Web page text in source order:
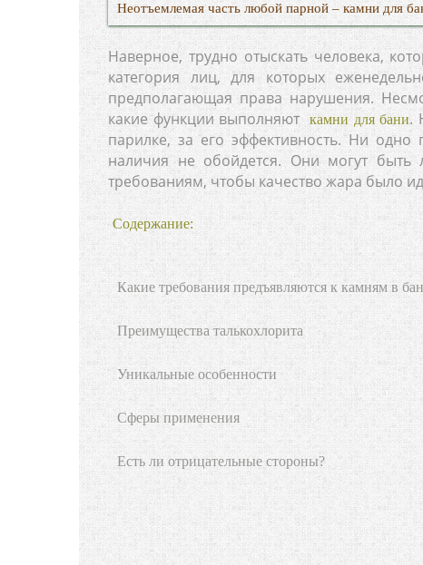
Неотъемлемая часть любой парной – камни для
Наверное, трудно отыскать человека,
категория лиц, для которых
предполагающая права нарушения.
какие функции выполняют
камни для бани.
парилке, за его эффективность. Ни
наличия не обойдется. Они могут быть
требованиям, чтобы качество жара было
Содержание:
Какие требования предъявляются к камням в
Преимущества талькохлорита
Уникальные особенности
Сферы применения
Есть ли отрицательные стороны?